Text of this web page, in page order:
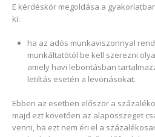
E kérdéskör megoldása a
ki:
ha az adós munkaviszonnyal
munkáltatótól be kell szerezni
amely havi lebontásban
letiltás esetén a levonásokat.
Ebben az esetben először a
majd ezt követően az alapösszeget
venni, ha ezt nem éri el a